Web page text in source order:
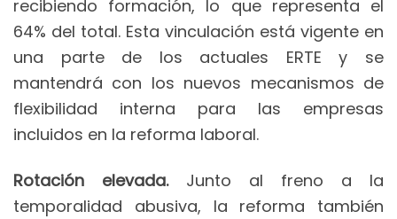
recibiendo formación, lo que representa el
64% del total. Esta vinculación está vigente en
una parte de los actuales ERTE y se
mantendrá con los nuevos mecanismos de
flexibilidad interna para las empresas
incluidos en la reforma laboral.
Rotación elevada.Junto al freno a la
temporalidad abusiva, la reforma también